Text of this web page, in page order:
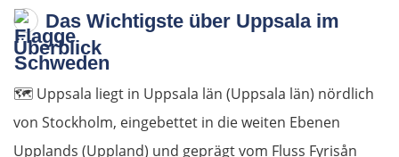
Das Wichtigste über Uppsala im
Überblick
🗺️ Uppsala liegt in Uppsala län (Uppsala län) nördlich
von Stockholm, eingebettet in die weiten Ebenen
Upplands (Uppland) und geprägt vom Fluss Fyrisån